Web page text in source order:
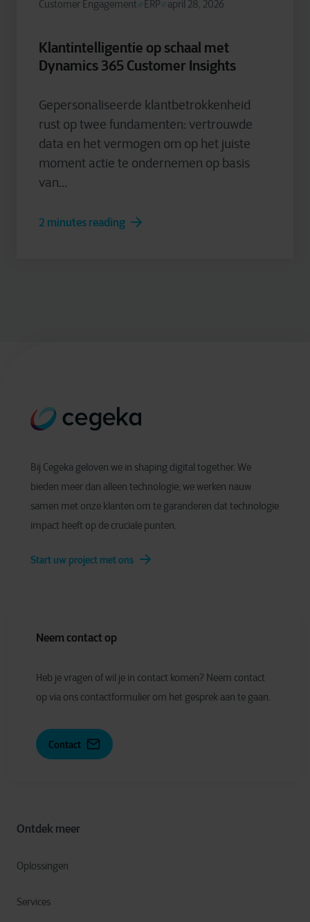
Customer Engagement ERP april 28, 2026
Klantintelligentie op schaal met
Dynamics 365 Customer Insights
Gepersonaliseerde klantbetrokkenheid
rust op twee fundamenten: vertrouwde
data en het vermogen om op het juiste
moment actie te ondernemen op basis
van...
2 minutes reading
Bij Cegeka geloven we in shaping digital together. We
bieden meer dan alleen technologie; we werken nauw
samen met onze klanten om te garanderen dat technologie
impact heeft op de cruciale punten.
Start uw project met ons
Ontdek meer
Oplossingen
Services
Neem contact op
Heb je vragen of wil je in contact komen? Neem contact
op via ons contactformulier om het gesprek aan te gaan.
Contact